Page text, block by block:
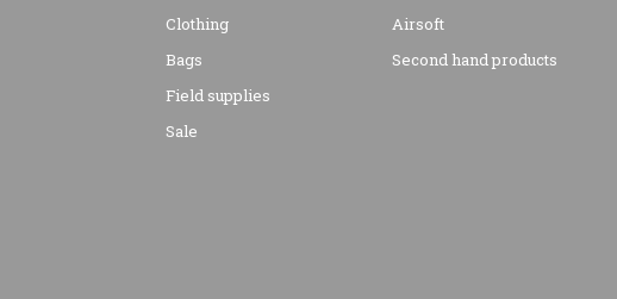
Clothing
Bags
Field supplies
Sale
Airsoft
Second hand products